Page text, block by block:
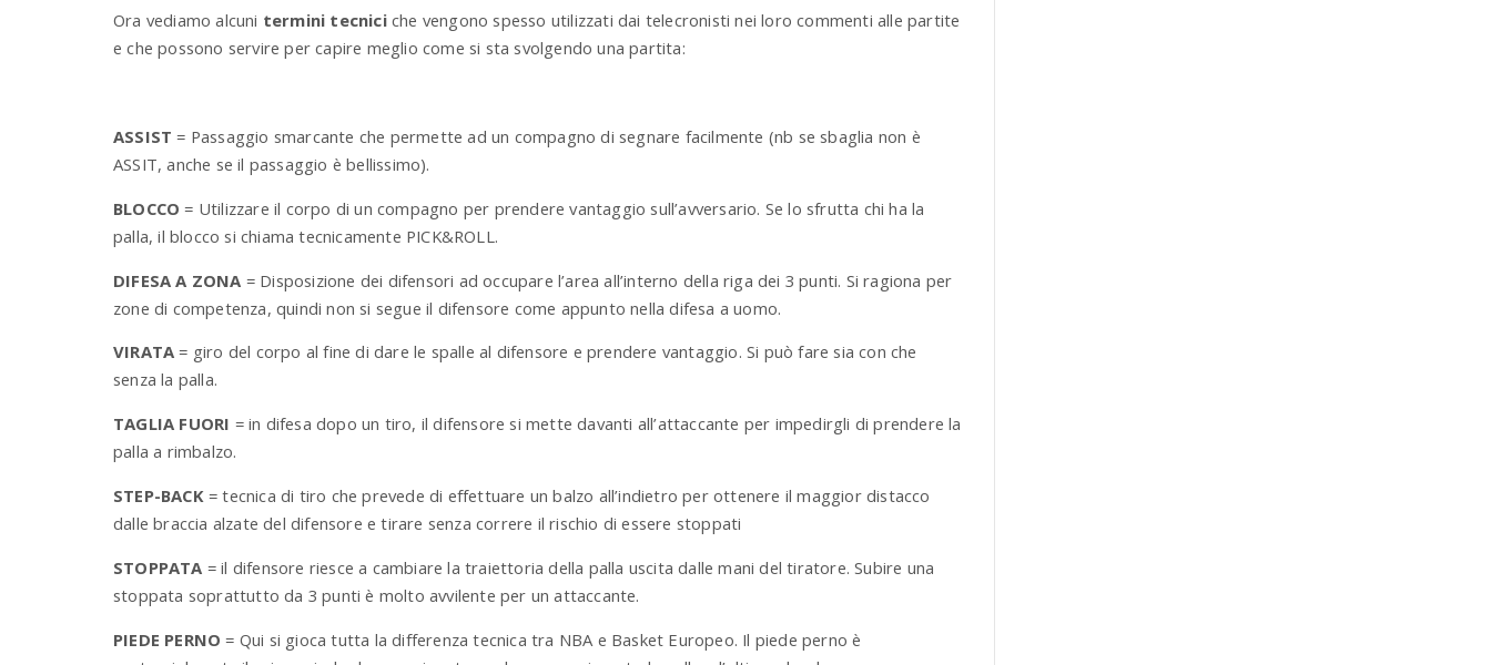
Ora vediamo alcuni termini tecniciche vengono spesso utilizzati dai telecronisti nei loro commenti alle partite
e che possono servire per capire meglio come si sta svolgendo una partita:
ASSIST = Passaggio smarcante che permette ad un compagno di segnare facilmente (nb se sbaglia non è
ASSIT, anche se il passaggio è bellissimo).
BLOCCO = Utilizzare il corpo di un compagno per prendere vantaggio sull’avversario. Se lo sfrutta chi ha la
palla, il blocco si chiama tecnicamente PICK&ROLL.
DIFESA A ZONA = Disposizione dei difensori ad occupare l’area all’interno della riga dei 3 punti. Si ragiona per
zone di competenza, quindi non si segue il difensore come appunto nella difesa a uomo.
VIRATA = giro del corpo al fine di dare le spalle al difensore e prendere vantaggio. Si può fare sia con che
senza la palla.
TAGLIA FUORI = in difesa dopo un tiro, il difensore si mette davanti all’attaccante per impedirgli di prendere la
palla a rimbalzo.
STEP-BACK= tecnica di tiro che prevede di effettuare un balzo all’indietro per ottenere il maggior distacco
dalle braccia alzate del difensore e tirare senza correre il rischio di essere stoppati
STOPPATA = il difensore riesce a cambiare la traiettoria della palla uscita dalle mani del tiratore. Subire una
stoppata soprattutto da 3 punti è molto avvilente per un attaccante.
PIEDE PERNO = Qui si gioca tutta la differenza tecnica tra NBA e Basket Europeo. Il piede perno è